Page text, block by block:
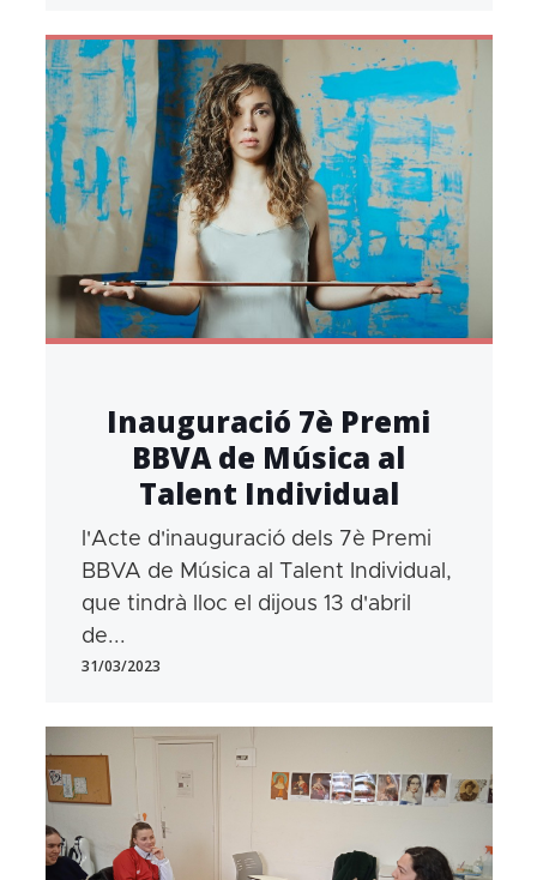
Inauguració 7è Premi
BBVA de Música al
Talent Individual
l'Acte d'inauguració dels 7è Premi
BBVA de Música al Talent Individual,
que tindrà lloc el dijous 13 d'abril
de...
31/03/2023